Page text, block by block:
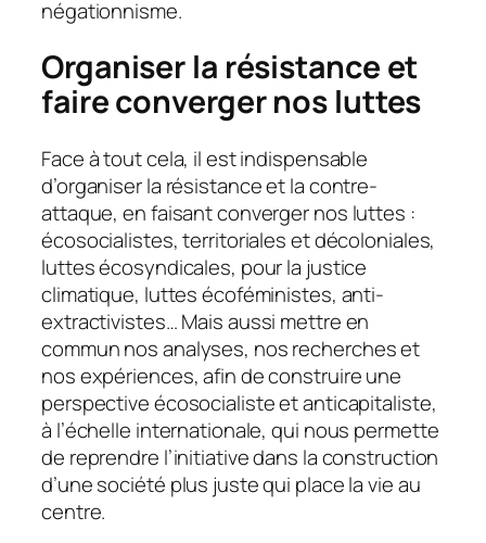
négationnisme.
Organiser la résistance et
faire converger nos luttes
Face à tout cela, il est indispensable
d’organiser la résistance et la contre-
attaque, en faisant converger nos luttes :
écosocialistes, territoriales et décoloniales,
luttes écosyndicales, pour la justice
climatique, luttes écoféministes, anti-
extractivistes… Mais aussi mettre en
commun nos analyses, nos recherches et
nos expériences, afin de construire une
perspective écosocialiste et anticapitaliste,
à l’échelle internationale, qui nous permette
de reprendre l’initiative dans la construction
d’une société plus juste qui place la vie au
centre.